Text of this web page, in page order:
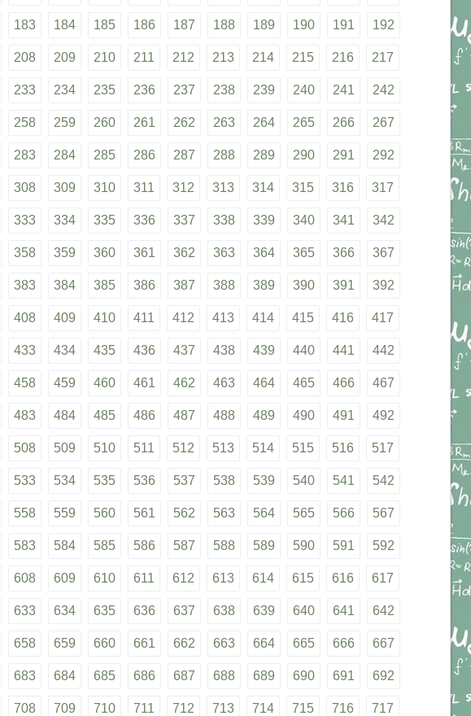
183 184 185 186 187 188 189 190 191 192
208 209 210 211 212 213 214 215 216 217
233 234 235 236 237 238 239 240 241 242
258 259 260 261 262 263 264 265 266 267
283 284 285 286 287 288 289 290 291 292
308 309 310 311 312 313 314 315 316 317
333 334 335 336 337 338 339 340 341 342
358 359 360 361 362 363 364 365 366 367
383 384 385 386 387 388 389 390 391 392
408 409 410 411 412 413 414 415 416 417
433 434 435 436 437 438 439 440 441 442
458 459 460 461 462 463 464 465 466 467
483 484 485 486 487 488 489 490 491 492
508 509 510 511 512 513 514 515 516 517
533 534 535 536 537 538 539 540 541 542
558 559 560 561 562 563 564 565 566 567
583 584 585 586 587 588 589 590 591 592
608 609 610 611 612 613 614 615 616 617
633 634 635 636 637 638 639 640 641 642
658 659 660 661 662 663 664 665 666 667
683 684 685 686 687 688 689 690 691 692
708 709 710 711 712 713 714 715 716 717